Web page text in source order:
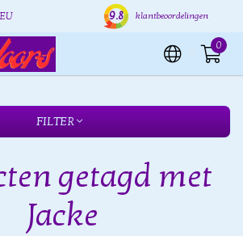
Verzending binnen 24 uur
9.8 klantbeoordelingen
0
FILTER
getagd met
Jacke